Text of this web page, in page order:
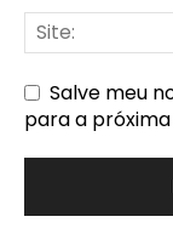
Salve meu
para a